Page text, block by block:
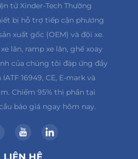
tử Xinder-Tech Thường
bị hỗ trợ tiếp cận phương
xuất gốc (OEM) và đội xe.
lăn, ramp xe lăn, ghế xoay
của chúng tôi đáp ứng đầy
16949, CE, E-mark và
Chiếm 95% thị phần tại
báo giá ngay hôm nay.
LIÊN HỆ